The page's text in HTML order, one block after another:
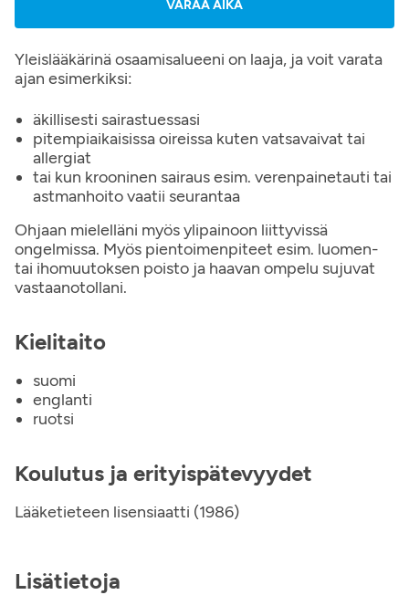
VARAA AIKA
Yleislääkärinä osaamisalueeni on laaja, ja voit varata
ajan esimerkiksi:
äkillisesti sairastuessasi
pitempiaikaisissa oireissa kuten vatsavaivat tai
allergiat
tai kun krooninen sairaus esim. verenpainetauti tai
astmanhoito vaatii seurantaa
Ohjaan mielelläni myös ylipainoon liittyvissä
ongelmissa. Myös pientoimenpiteet esim. luomen-
tai ihomuutoksen poisto ja haavan ompelu sujuvat
vastaanotollani.
Kielitaito
suomi
englanti
ruotsi
Koulutus ja erityispätevyydet
Lääketieteen lisensiaatti (1986)
Lisätietoja